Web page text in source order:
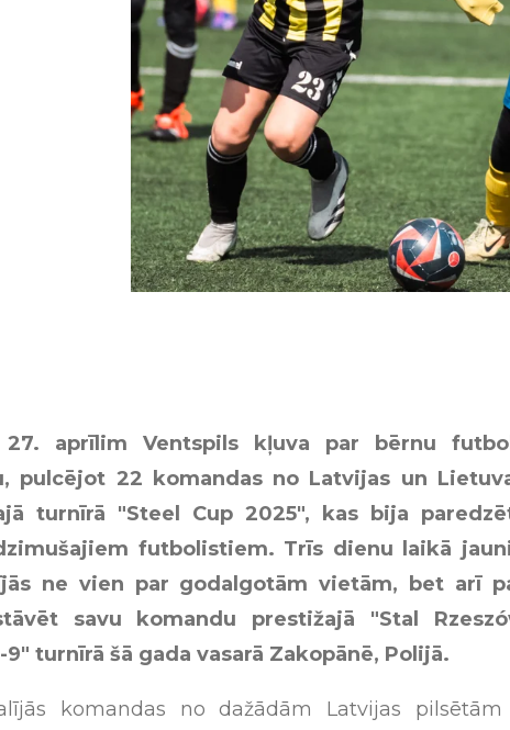
aprīlim Ventspils kļuva par bērnu
pulcējot 22 komandas no Latvijas un
turnīrā "Steel Cup 2025", kas bija
futbolistiem. Trīs dienu laikā
ne vien par godalgotām vietām, bet arī
savu komandu prestižajā "Stal
9" turnīrā šā gada vasarā Zakopānē, Polijā.
komandas no dažādām Latvijas